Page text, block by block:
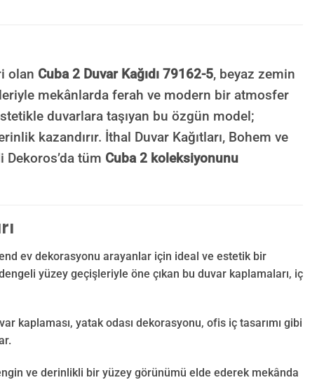
olan Cuba 2 Duvar Kağıdı 79162-5, beyaz zemin
mekânlarda ferah ve modern bir atmosfer
duvarlara taşıyan bu özgün model;
kazandırır. İthal Duvar Kağıtları, Bohem ve
tüm Cuba 2 koleksiyonunu
ev dekorasyonu arayanlar için ideal ve estetik bir
yüzey geçişleriyle öne çıkan bu duvar kaplamaları, iç
kaplaması, yatak odası dekorasyonu, ofis iç tasarımı gibi
ve derinlikli bir yüzey görünümü elde ederek mekânda